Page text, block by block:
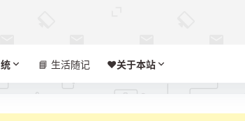
📘 生活随记 ❤️‍关于本站